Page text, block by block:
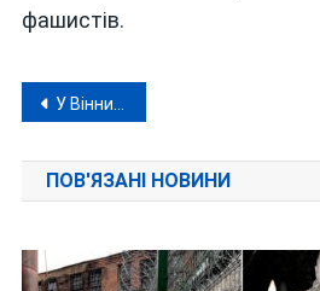
фашистів.
Навігація
записів
У Вінниці колишній зек задушив знайому, а тіло заховав у кущах
ПОВ'ЯЗАНІ НОВИНИ